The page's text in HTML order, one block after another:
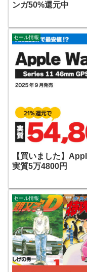
ンガ50%還元中
セール情報
【買いました】
実質5万4800円
セール情報